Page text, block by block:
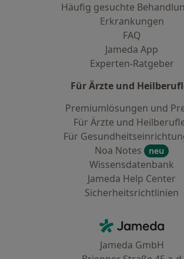
Häufig gesuchte
Erkrankungen
FAQ
Jameda App
Experten-Ratgeber
Für Ärzte und
Premiumlösungen und
Für Ärzte und
Für
Noa Notes
neu
Wissensdatenbank
Jameda Help Center
Sicherheitsrichtlinien
Jameda -
Jameda GmbH